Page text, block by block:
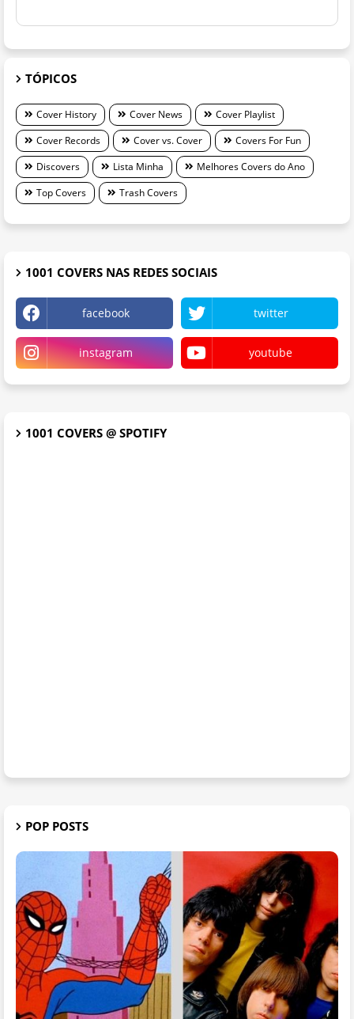
TÓPICOS
Cover History Cover News
Cover Playlist
Cover Records
Cover vs. Cover
Covers For Fun
Discovers
Lista Minha
Melhores Covers do Ano
Top Covers
Trash Covers
1001 COVERS NAS REDES SOCIAIS
facebook twitter
instagram youtube
1001 COVERS @ SPOTIFY
POP POSTS